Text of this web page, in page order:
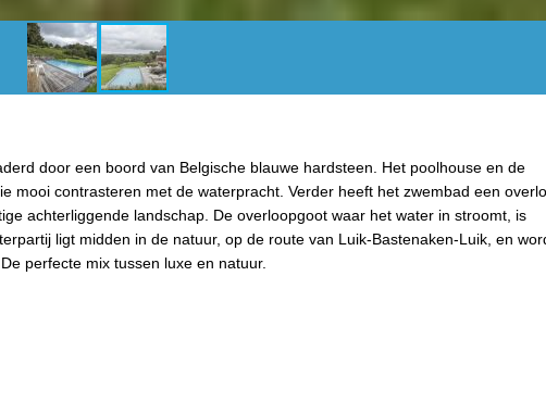
door een boord van Belgische blauwe hardsteen. Het poolhouse en de
mooi contrasteren met de waterpracht. Verder heeft het zwembad een
achterliggende landschap. De overloopgoot waar het water in stroomt, is
ligt midden in de natuur, op de route van Luik-Bastenaken-Luik, en
perfecte mix tussen luxe en natuur.